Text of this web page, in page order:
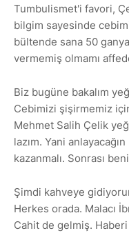
Tumbulismet'i favori,
bilgim sayesinde
bültende sana 50
vermemiş olmamı
Biz bugüne bakalım
Cebimizi şişirmemiz
Mehmet Salih Çelik
lazım. Yani
kazanmalı. Sonrası
Şimdi kahveye
Herkes orada. Malacı
Cahit de gelmiş.